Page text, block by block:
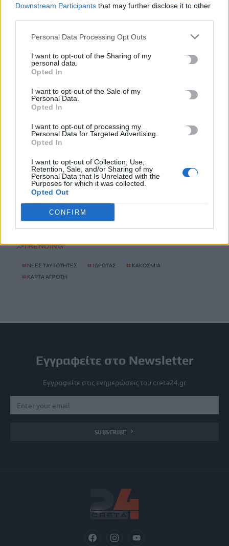
Downstream Participants that may further disclose it to other
Personal Data Processing Opt Outs
I want to opt-out of the Sharing of my
personal data.
Opted In
I want to opt-out of the Sale of my
Personal Data.
Opted In
I want to opt-out of processing my
Personal Data for Targeted Advertising.
Opted In
I want to opt-out of Collection, Use,
Retention, Sale, and/or Sharing of my
Personal Data that Is Unrelated with the
Purposes for which it was collected.
Opted Out
CONFIRM
90χρονου που εντοπίστηκε μέσα σε καταψύκτη
6 Αυγούστου, 2026
6 Αυγούστου, 2026
Παρατείνονται τα προληπτικά μέτρα στην Κρήτη για την
ευλογιά των αιγοπροβάτων
6 Αυγούστου, 2026
Έκτακτο επίδομα παιδιού: Ποιοι πάνε ταμείο
ΟΠΕΚΑ: Νέα πληρωμή στις 7 Αυγούστου για τρίτεκνες και
πολύτεκνες οικογένειες
6 Αυγούστου, 2026
TRENDING
# ΝΕΕΣ ΤΑΥΤΟΤΗΤΕΣ # ΙΔΡΩΤΑΣ # ΚΑΚΟΣΜΙΑ
# ΚΑΡΤΑ ΑΓΡΟΤΗ
Εγγραφείτε στο Newsletter
Εγγραφείτε στις ενημερώσεις του creta24.gr
SUBSCRIBE